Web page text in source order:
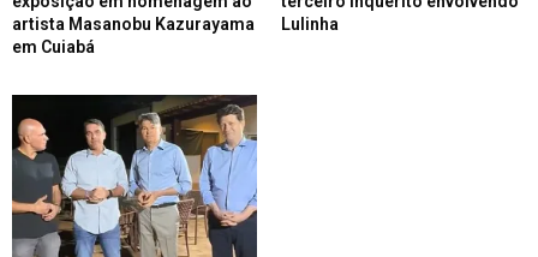
artista Masanobu Kazurayama
em Cuiabá
Lulinha